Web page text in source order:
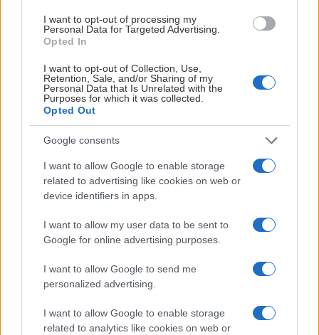
I want to opt-out of processing my
Personal Data for Targeted Advertising.
Opted In
I want to opt-out of Collection, Use,
Retention, Sale, and/or Sharing of my
Personal Data that Is Unrelated with the
Purposes for which it was collected.
Opted Out
Google consents
I want to allow Google to enable storage
related to advertising like cookies on web or
device identifiers in apps.
I want to allow my user data to be sent to
Google for online advertising purposes.
I want to allow Google to send me
personalized advertising.
I want to allow Google to enable storage
related to analytics like cookies on web or
Under tisdagens årsmöte valde Clubens
medlemmar Lisa Agerhult som ny ordförande.
Se och hör Agerhults första ord som ny
ordförande i Linköping Hockey Club.
SAMUEL ZURAWSKI
SUMMERING AV ÅRSMÖTET
Publicerad:2026-08-04 2 min läsning